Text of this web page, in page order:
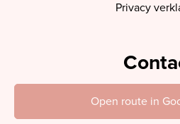
Privacy
Open route in